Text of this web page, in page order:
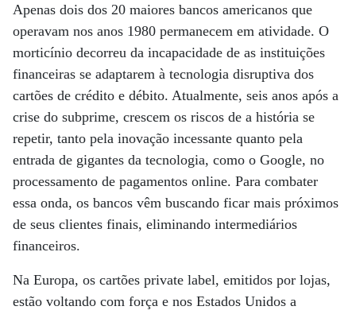
Apenas dois dos 20 maiores bancos americanos que
operavam nos anos 1980 permanecem em atividade. O
morticínio decorreu da incapacidade de as instituições
financeiras se adaptarem à tecnologia disruptiva dos
cartões de crédito e débito. Atualmente, seis anos após a
crise do subprime, crescem os riscos de a história se
repetir, tanto pela inovação incessante quanto pela
entrada de gigantes da tecnologia, como o Google, no
processamento de pagamentos online. Para combater
essa onda, os bancos vêm buscando ficar mais próximos
de seus clientes finais, eliminando intermediários
financeiros.
Na Europa, os cartões private label, emitidos por lojas,
estão voltando com força e nos Estados Unidos a